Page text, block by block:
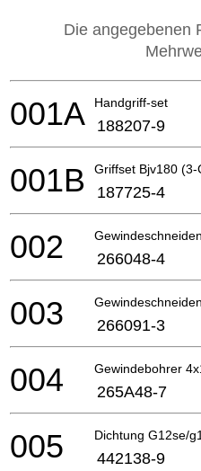
Die angegebenen
Handgriff-set
001A 188207-9
Griffset Bjv180 (3-
001B 187725-4
002 266048-4
003 266091-3
Gewindebohrer
004 265A48-7
Dichtung G12se/
005 442138-9